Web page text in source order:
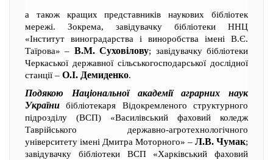
а також кращих представників наукових бібліотек
мережі. Зокрема, завідувачку бібліотеки ННЦ
«Інститут виноградарства і виноробства імені В.Є.
Таїрова» – В.М. Суховілову; завідувачку бібліотеки
Черкаської державної сільськогосподарської дослідної
станції – О.І. Демиденко.
Подякою Національної академії аграрних наук
України бібліотекаря Відокремленого структурного
підрозділу (ВСП) «Василівський фаховий коледж
Таврійського державно-агротехнологічного
університету імені Дмитра Моторного» – Л.В. Чумак;
завідувачку бібліотеки ВСП «Харківський фаховий